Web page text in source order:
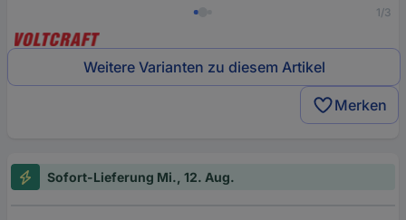
1/3
Weitere Varianten zu diesem Artikel
Merken
Sofort-Lieferung Mi., 12. Aug.